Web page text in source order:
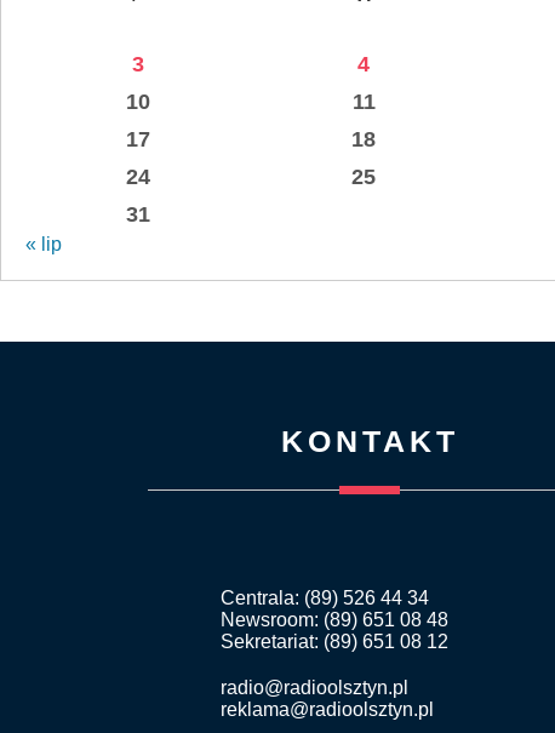
3
4
10
11
17
18
24
25
31
« lip
KONTAKT
Centrala: (89) 526 44 34
Newsroom: (89) 651 08 48
Sekretariat: (89) 651 08 12
radio@radioolsztyn.pl
reklama@radioolsztyn.pl